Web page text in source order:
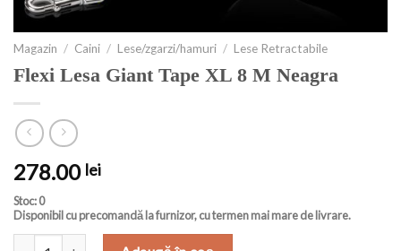
Magazin / Caini / Lese/zgarzi/hamuri / Lese Retractabile
Flexi Lesa Giant Tape XL 8 M Neagra
278.00 lei
Stoc: 0
Disponibil cu precomandă la furnizor, cu termen mai mare de livrare.
Cantitate Flexi Lesa Giant Tape XL 8 M Neagra